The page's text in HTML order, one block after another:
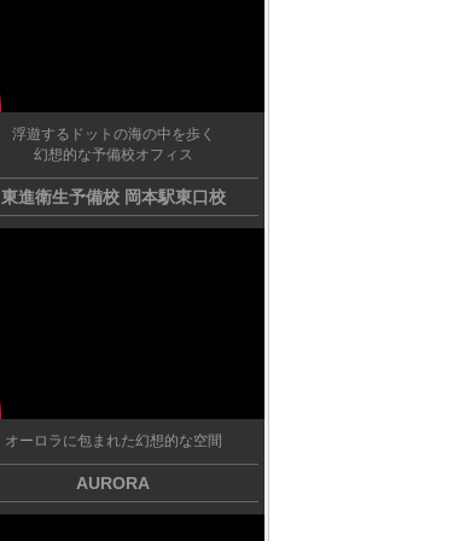
浮遊するドットの海の中を歩く
幻想的な予備校オフィス
東進衛生予備校 岡本駅東口校
オーロラに包まれた幻想的な空間
AURORA